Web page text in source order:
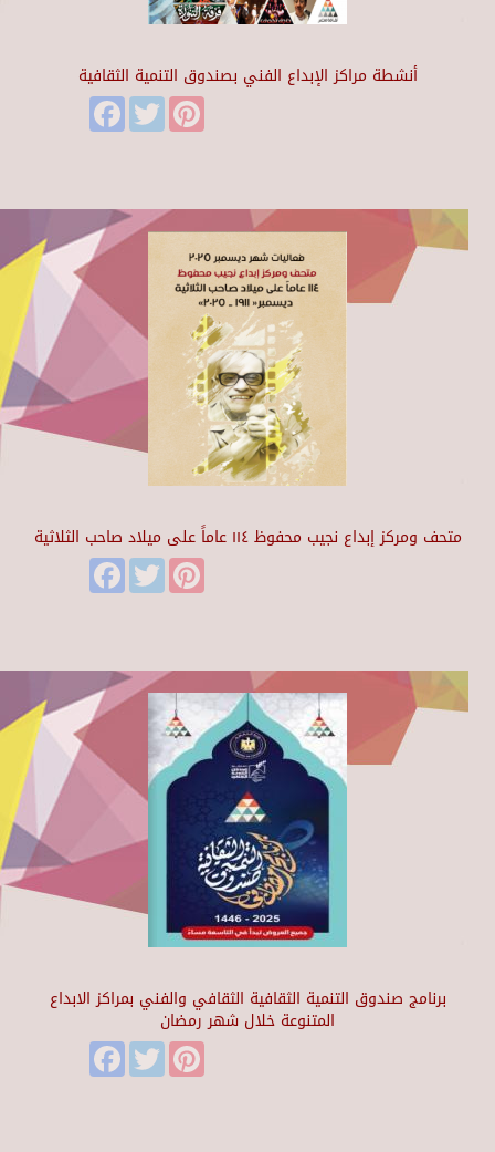
أنشطة مراكز الإبداع الفني بصندوق التنمية الثقافية
FacebookTwitter
متحف ومركز إبداع نجيب محفوظ ١١٤ عاماً على ميلاد صاحب الثلاثية
FacebookTwitter
برنامج صندوق التنمية الثقافية الثقافي والفني بمراكز الابداع
المتنوعة خلال شهر رمضان
FacebookTwitter